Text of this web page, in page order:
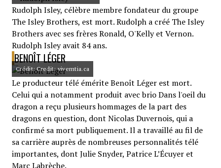
Rudolph Isley, célèbre membre fondateur du groupe
The Isley Brothers, est mort. Rudolph a créé The Isley
Brothers avec ses frères Ronald, O'Kelly et Vernon.
Rudolph Isley avait 84 ans.
BENOÎT LÉGER
Crédit: Credit: vivemtia.ca
Le producteur télé émérite Benoît Léger est mort.
Celui qui a notamment produit avec brio Dans l'oeil du
dragon a reçu plusieurs hommages de la part des
dragons en question, dont Nicolas Duvernois, qui a
confirmé sa mort publiquement. Il a travaillé au fil de
sa carrière auprès de nombreuses personnalités télé
importantes, dont Julie Snyder, Patrice L’Écuyer et
Marc Labrèche.